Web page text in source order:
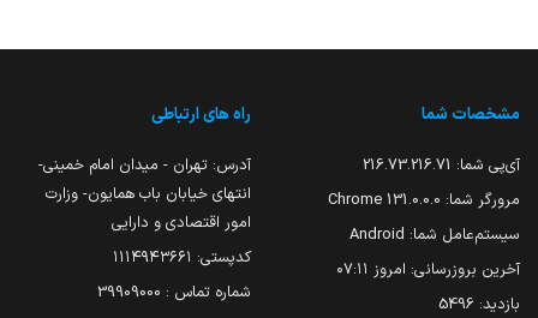
مشخصات شما
آی‌پی شما: 216.73.216.71
مرورگر شما: 131.0.0.0 Chrome
سیستم‌عامل شما: Android
آخرین بروزرسانی: امروز ۰۷:۱۱
بازدید: 5496
راه های ارتباطی
آدرس: تهران - میدان امام خمینی-
انتهای خیابان باب همایون- وزارت
امور اقتصادی و دارایی
کدپستی: ۱۱۱۴۹۴۳۶۶۱
شماره تماس : 39909000